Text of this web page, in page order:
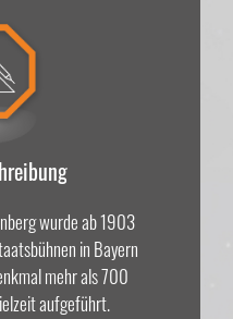
wurde ab 1903
in Bayern
mehr als 700
aufgeführt.